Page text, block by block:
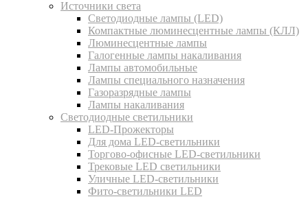
Источники света
Светодиодные лампы (LED)
Компактные люминесцентные лампы (КЛЛ)
Люминесцентные лампы
Галогенные лампы накаливания
Лампы автомобильные
Лампы специального назначения
Газоразрядные лампы
Лампы накаливания
Светодиодные светильники
LED-Прожекторы
Для дома LED-светильники
Торгово-офисные LED-светильники
Трековые LED светильники
Уличные LED-светильники
Фито-светильники LED